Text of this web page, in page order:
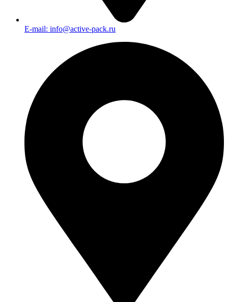
E-mail: info@active-pack.ru